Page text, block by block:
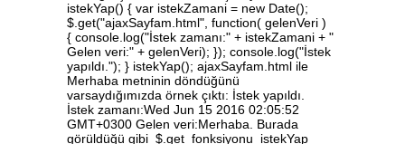
istekYap() { var istekZamani = new Date();
$.get("ajaxSayfam.html", function( gelenVeri )
{ console.log("İstek zamanı:" + istekZamani + "
Gelen veri:" + gelenVeri); }); console.log("İstek
yapıldı."); } istekYap(); ajaxSayfam.html ile
Merhaba metninin döndüğünü
varsaydığımızda örnek çıktı: İstek yapıldı.
İstek zamanı:Wed Jun 15 2016 02:05:52
GMT+0300 Gelen veri:Merhaba. Burada
görüldüğü gibi $.get fonksiyonu istekYap